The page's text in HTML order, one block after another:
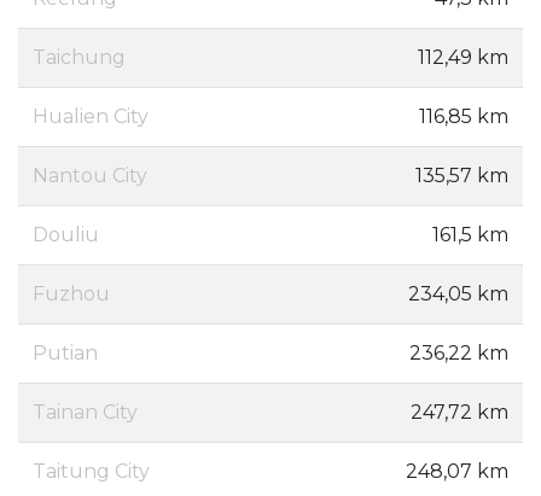
Taichung 112,49 km
Hualien City 116,85 km
Nantou City 135,57 km
Douliu 161,5 km
Fuzhou 234,05 km
Putian 236,22 km
Tainan City 247,72 km
Taitung City 248,07 km